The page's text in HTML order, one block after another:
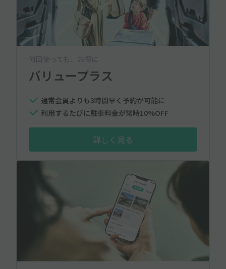
何回使っても、お得に
バリュープラス
通常会員よりも3時間早く予約が可能に
利用するたびに駐車料金が常時10%OFF
詳しく見る